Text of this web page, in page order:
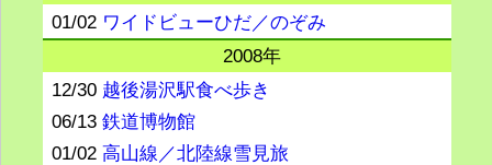
01/02 ワイドビューひだ／のぞみ
2008年
12/30 越後湯沢駅食べ歩き
06/13鉄道博物館
01/02高山線／北陸線雪見旅